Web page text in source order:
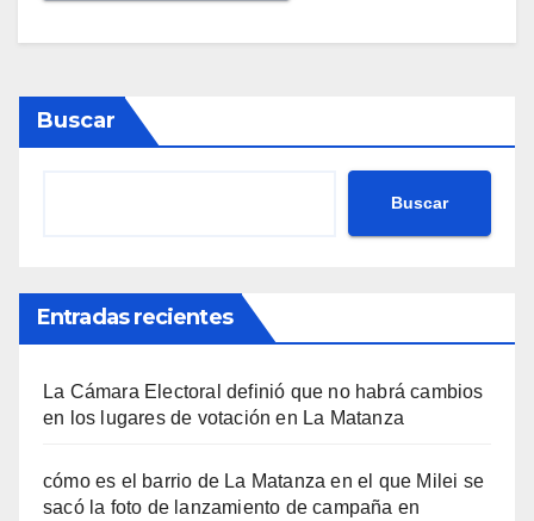
Buscar
Buscar
Entradas recientes
La Cámara Electoral definió que no habrá cambios
en los lugares de votación en La Matanza
cómo es el barrio de La Matanza en el que Milei se
sacó la foto de lanzamiento de campaña en